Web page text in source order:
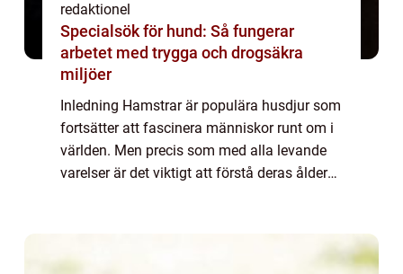
redaktionel
Specialsök för hund: Så fungerar
arbetet med trygga och drogsäkra
miljöer
Inledning Hamstrar är populära husdjur som
fortsätter att fascinera människor runt om i
världen. Men precis som med alla levande
varelser är det viktigt att förstå deras ålder